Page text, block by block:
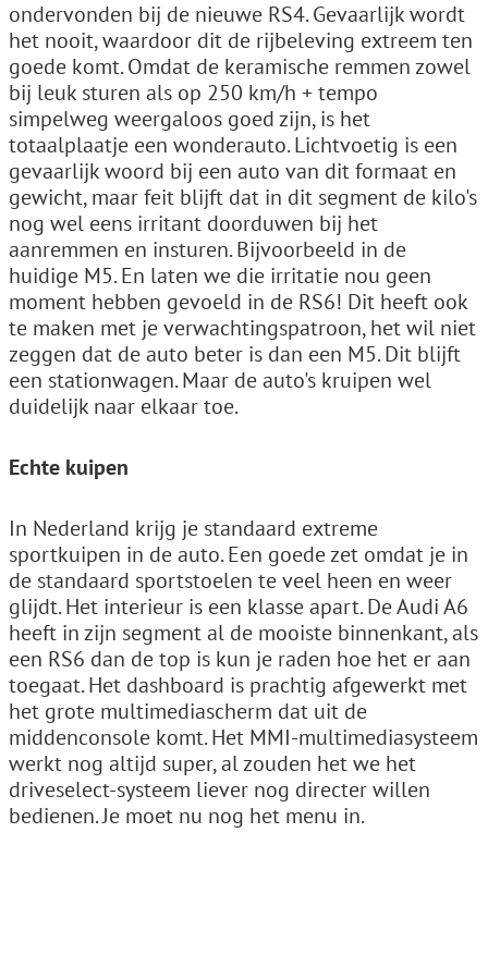
ondervonden bij de nieuwe RS4. Gevaarlijk wordt
het nooit, waardoor dit de rijbeleving extreem ten
goede komt. Omdat de keramische remmen zowel
bij leuk sturen als op 250 km/h + tempo
simpelweg weergaloos goed zijn, is het
totaalplaatje een wonderauto. Lichtvoetig is een
gevaarlijk woord bij een auto van dit formaat en
gewicht, maar feit blijft dat in dit segment de kilo's
nog wel eens irritant doorduwen bij het
aanremmen en insturen. Bijvoorbeeld in de
huidige M5. En laten we die irritatie nou geen
moment hebben gevoeld in de RS6! Dit heeft ook
te maken met je verwachtingspatroon, het wil niet
zeggen dat de auto beter is dan een M5. Dit blijft
een stationwagen. Maar de auto's kruipen wel
duidelijk naar elkaar toe.
Echte kuipen
In Nederland krijg je standaard extreme
sportkuipen in de auto. Een goede zet omdat je in
de standaard sportstoelen te veel heen en weer
glijdt. Het interieur is een klasse apart. De Audi A6
heeft in zijn segment al de mooiste binnenkant, als
een RS6 dan de top is kun je raden hoe het er aan
toegaat. Het dashboard is prachtig afgewerkt met
het grote multimediascherm dat uit de
middenconsole komt. Het MMI-multimediasysteem
werkt nog altijd super, al zouden het we het
driveselect-systeem liever nog directer willen
bedienen. Je moet nu nog het menu in.